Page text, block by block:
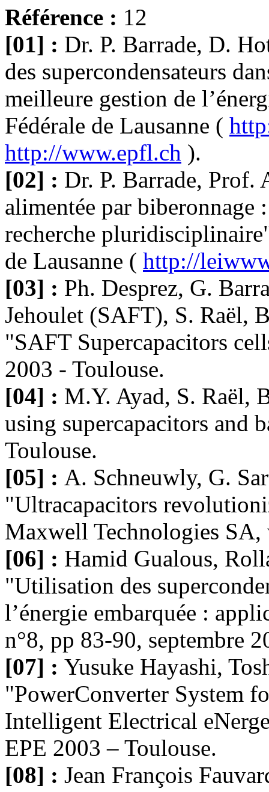
Référence : 12
[01] : Dr. P. Barrade, D.
des supercondensateurs
meilleure gestion de
Fédérale de Lausanne (
http://www.epfl.ch ).
[02] : Dr. P. Barrade, Prof.
alimentée par biberonnage
recherche
de Lausanne ( http://
[03] : Ph. Desprez, G.
Jehoulet (SAFT), S. Raël,
"SAFT Supercapacitors
2003 - Toulouse.
[04] : M.Y. Ayad, S. Raël,
using supercapacitors and
Toulouse.
[05] : A. Schneuwly, G.
"Ultracapacitors
Maxwell Technologies
[06] : Hamid Gualous,
"Utilisation des
l’énergie embarquée :
n°8, pp 83-90, septembre
[07] : Yusuke Hayashi,
"PowerConverter System
Intelligent Electrical
EPE 2003 – Toulouse.
[08] : Jean François